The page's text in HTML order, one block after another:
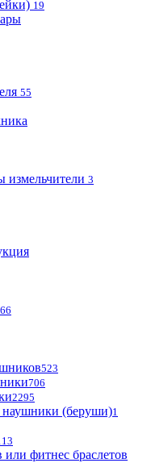
19
55
3
523
706
2295
(беруши)1
фитнес браслетов